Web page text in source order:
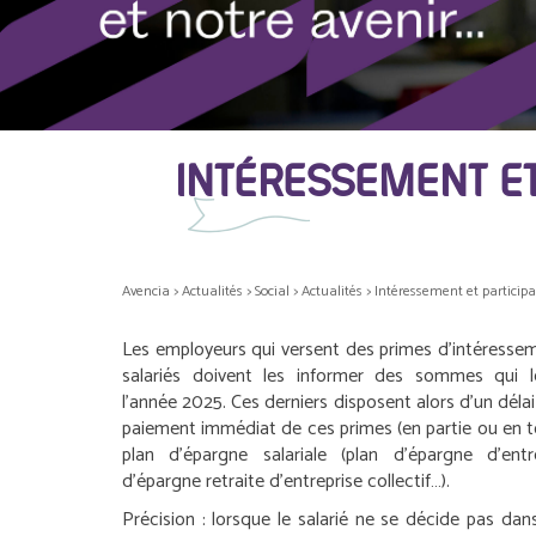
INTÉRESSEMENT
Avencia >Actualités >Social >Actualités > Intéressement et
Les employeurs qui versent des primes
salariés doivent les informer des sommes
l’année 2025. Ces derniers disposent alors d’un
paiement immédiat de ces primes (en partie ou en
plan d’épargne salariale (plan d’épargne
d’épargne retraite d’entreprise collectif…).
Précision : lorsque le salarié ne se décide pas